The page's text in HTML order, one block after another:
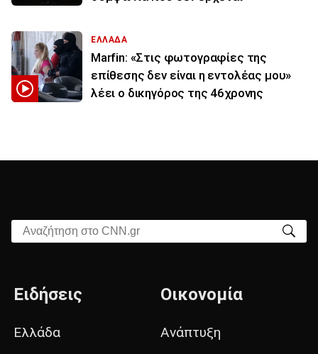
ΕΛΛΑΔΑ
Marfin: «Στις φωτογραφίες της
επίθεσης δεν είναι η εντολέας μου»
λέει ο δικηγόρος της 46χρονης
Αναζήτηση στο CNN.gr
Ειδήσεις
Ελλάδα
Οικονομία
Ανάπτυξη